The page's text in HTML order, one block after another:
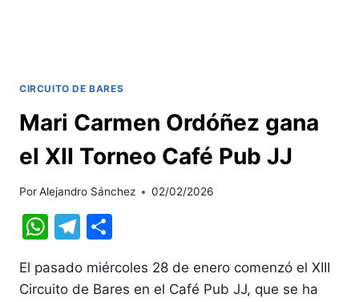
CIRCUITO DE BARES
Mari Carmen Ordóñez gana
el XII Torneo Café Pub JJ
PorAlejandro Sánchez 02/02/2026
WhatsApp
Telegram
El pasado miércoles 28 de enero comenzó el XIII
Circuito de Bares en el Café Pub JJ, que se ha